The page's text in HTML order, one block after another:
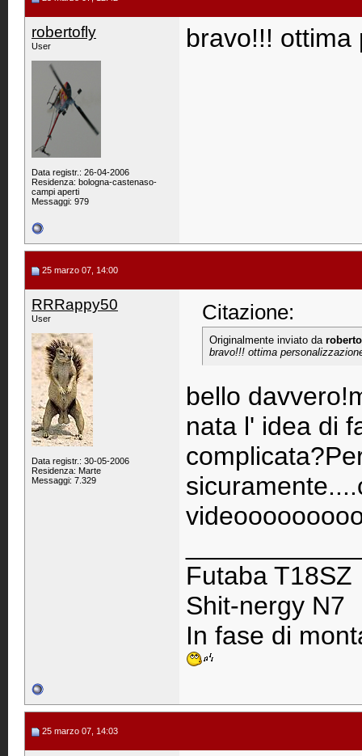
robertofly
User
Data registr.: 26-04-2006
Residenza: bologna-castenaso-
campi aperti
Messaggi: 979
bravo!!! ottima
25 marzo 07, 14:00
RRRappy50
User
Data registr.: 30-05-2006
Residenza: Marte
Messaggi: 7.329
Citazione:
Originalmente inviato da
bravo!!! ottima
bello
nata l' idea di
Futaba T18SZ
Shit-nergy N7
In fase di
25 marzo 07, 14:03